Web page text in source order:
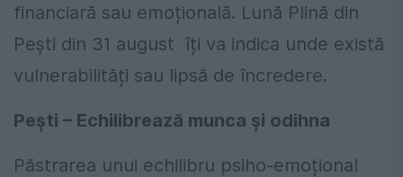
financiară sau emoțională. Lună Plină din
Pești din 31 august îți va indica unde există
vulnerabilități sau lipsă de încredere.
Pești – Echilibrează munca și odihna
Păstrarea unui echilibru psiho-emoțional